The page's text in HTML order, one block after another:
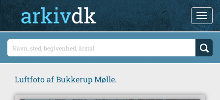
Luftfoto af Bukkerup Mølle.